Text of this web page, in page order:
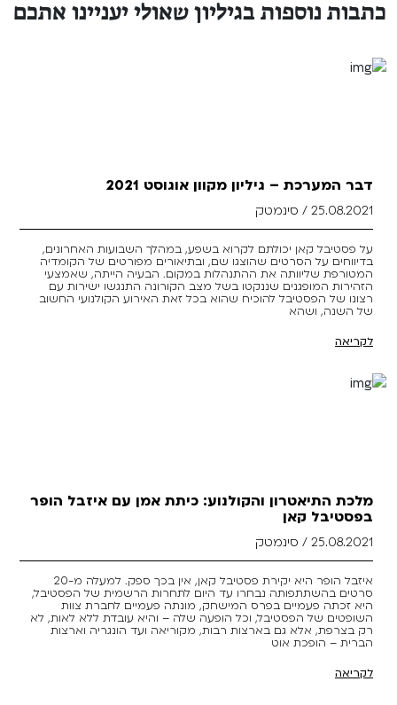
כתבות נוספות בגיליון שאולי יעניינו אתכם
דבר המערכת – גיליון מקוון אוגוסט 2021
25.08.2021 / סינמטק
על פסטיבל קאן יכולתם לקרוא בשפע, במהלך השבועות האחרונים,
בדיווחים על הסרטים שהוצגו שם, ובתיאורים מפורטים של הקומדיה
המטורפת שליוותה את ההתנהלות במקום. הבעיה הייתה, שאמצעי
הזהירות המופגנים שננקטו בשל מצב הקורונה התנגשו ישירות עם
רצונו של הפסטיבל להוכיח שהוא בכל זאת האירוע הקולנועי החשוב
של השנה, ושהא
לקריאה
מלכת התיאטרון והקולנוע: כיתת אמן עם איזבל הופר
בפסטיבל קאן
25.08.2021 / סינמטק
איזבל הופר היא יקירת פסטיבל קאן, אין בכך ספק. למעלה מ-20
סרטים בהשתתפותה נבחרו עד היום לתחרות הרשמית של הפסטיבל,
היא זכתה פעמיים בפרס המישחק, מונתה פעמיים לחברת צוות
השופטים של הפסטיבל, וכל הופעה שלה – והיא עובדת ללא לאות, לא
רק בצרפת, אלא גם בארצות רבות, מקוריאה ועד הונגריה וארצות
הברית – הופכת אוט
לקריאה